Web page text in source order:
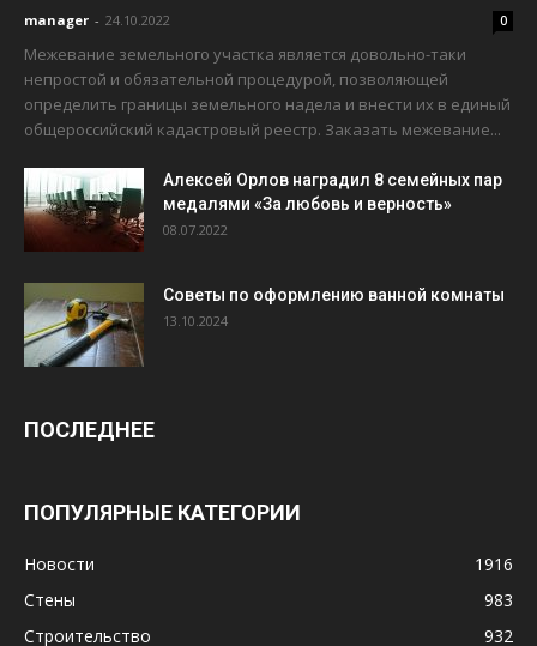
manager - 24.10.2022 0
Межевание земельного участка является довольно-таки
непростой и обязательной процедурой, позволяющей
определить границы земельного надела и внести их в единый
общероссийский кадастровый реестр. Заказать межевание...
Алексей Орлов наградил 8 семейных пар
медалями «За любовь и верность»
08.07.2022
Советы по оформлению ванной комнаты
13.10.2024
ПОСЛЕДНЕЕ
ПОПУЛЯРНЫЕ КАТЕГОРИИ
Новости
1916
Стены
983
Строительство
932